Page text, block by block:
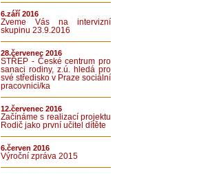
6.září 2016
Zveme Vás na intervizní
skupinu 23.9.2016
28.červenec 2016
STŘEP - České centrum pro
sanaci rodiny, z.ú. hledá pro
své středisko v Praze sociální
pracovnici/ka
12.červenec 2016
Začínáme s realizací projektu
Rodič jako první učitel dítěte
6.červen 2016
Výroční zpráva 2015